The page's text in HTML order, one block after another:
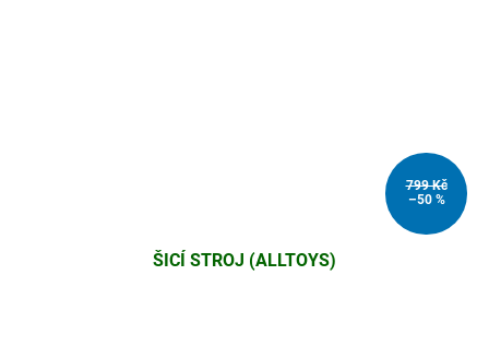
799 Kč
–50 %
ŠICÍ STROJ (ALLTOYS)